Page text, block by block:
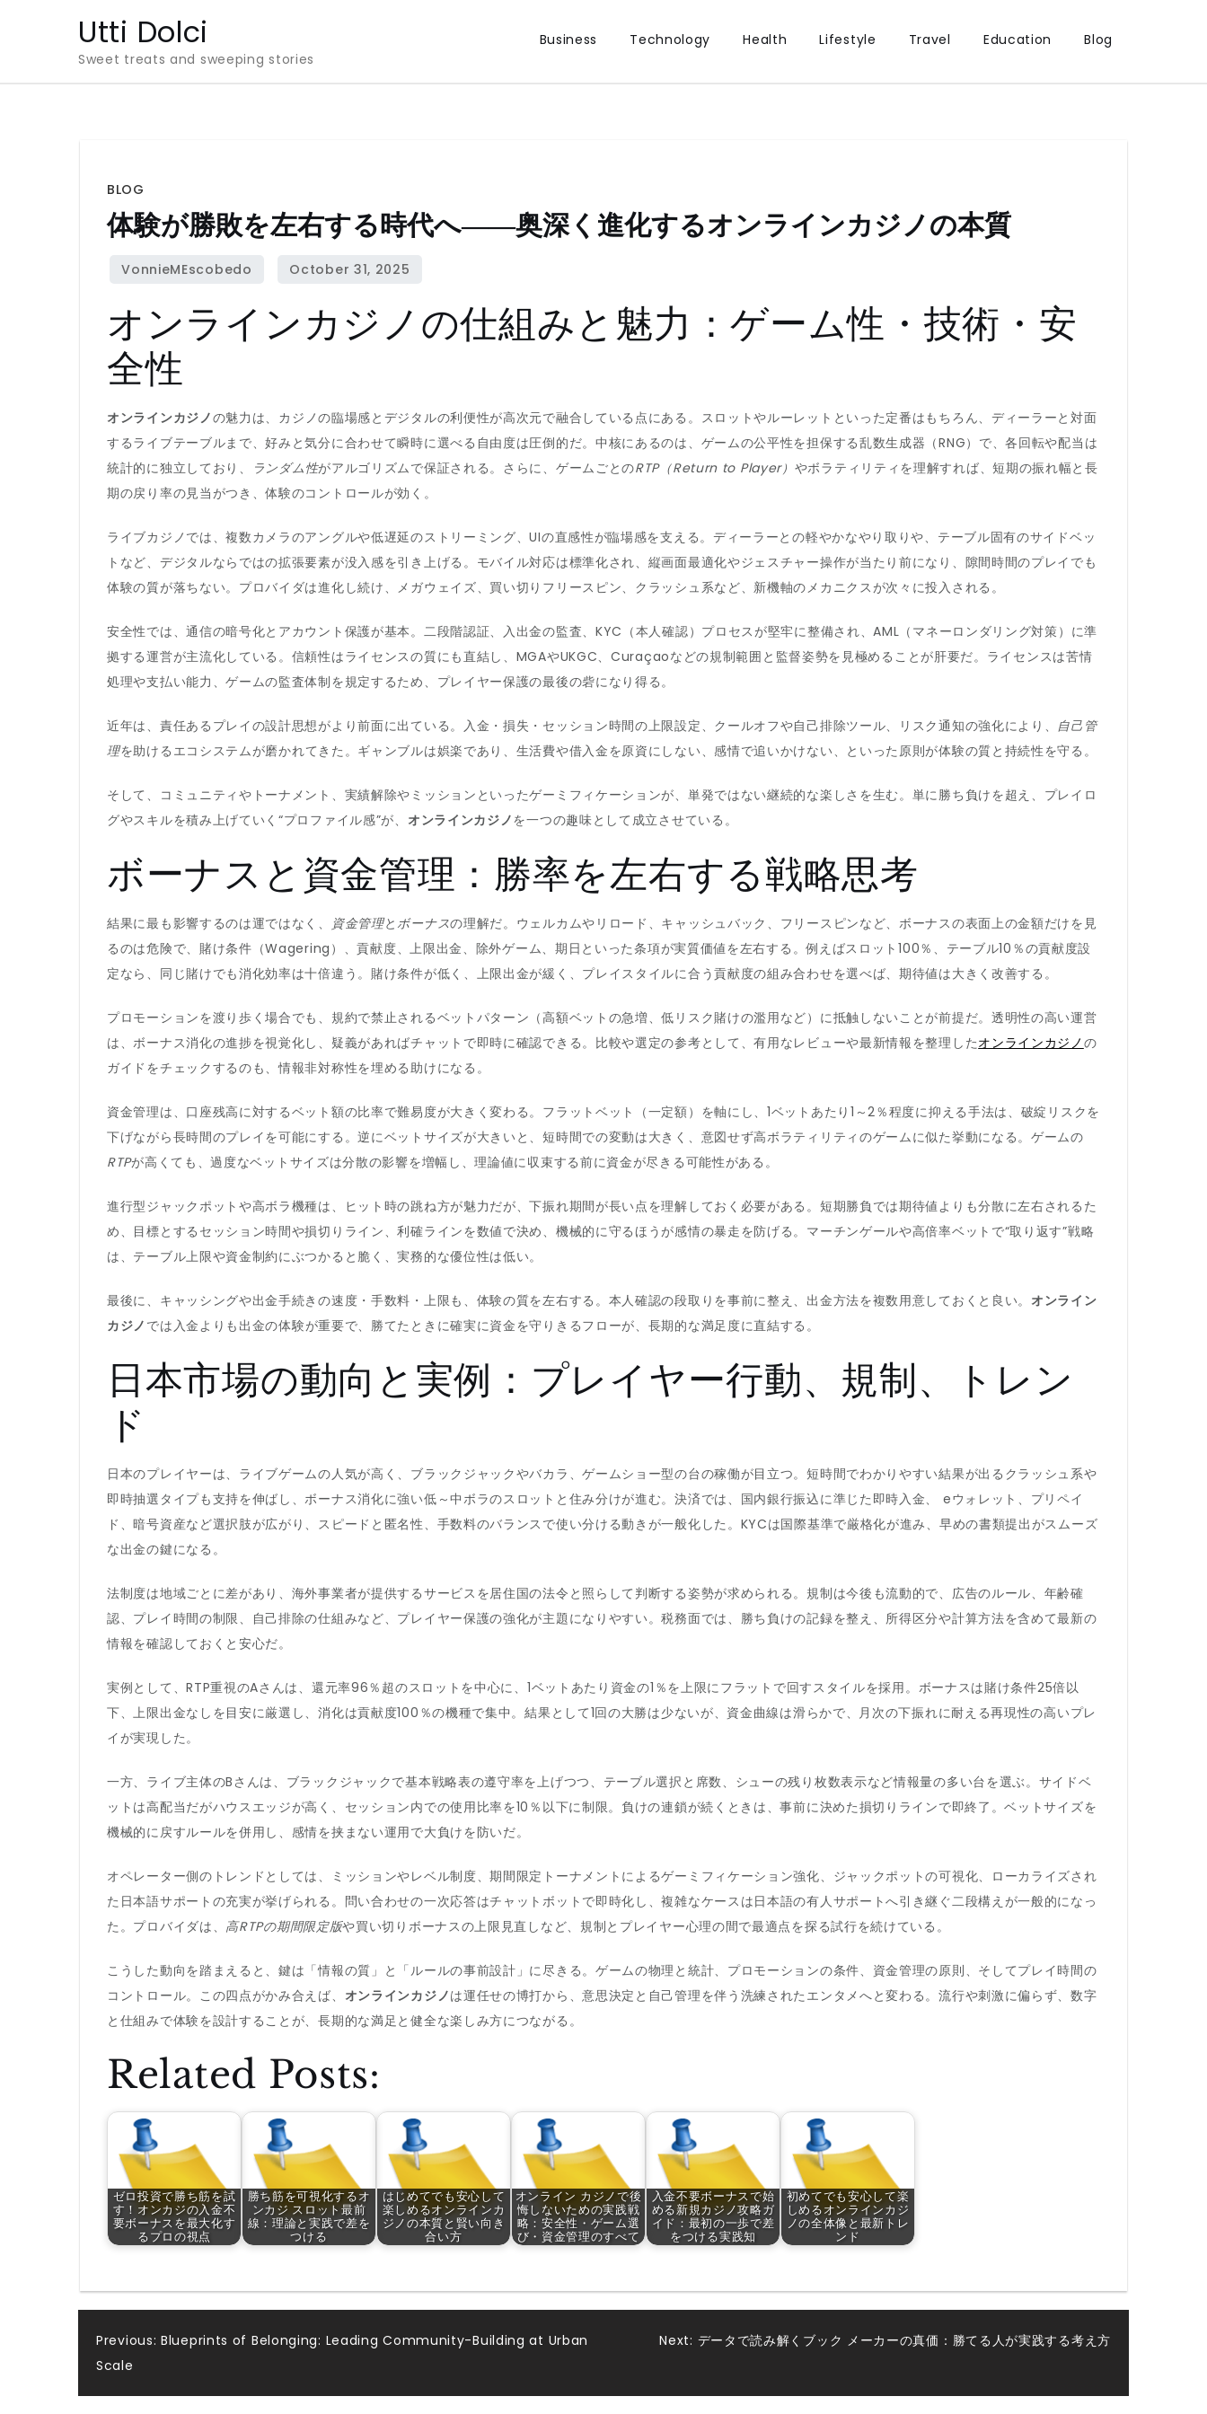
Utti Dolci
Sweet treats and sweeping stories
Business Technology Health Lifestyle Travel Education Blog
BLOG
体験が勝敗を左右する時代へ――奥深く進化するオンラインカジノの本質
オンラインカジノの仕組みと魅力：ゲーム性・技術・安
全性
オンラインカジノの魅力は、カジノの臨場感とデジタルの利便性が高次元で融合している点にある。スロットやルーレットといった定番はもちろん、ディーラーと対面
するライブテーブルまで、好みと気分に合わせて瞬時に選べる自由度は圧倒的だ。中核にあるのは、ゲームの公平性を担保する乱数生成器（RNG）で、各回転や配当は
統計的に独立しており、
ランダム性がアルゴリズムで保証される。さらに、ゲームごとのRTP（Return to Player） やボラティリティを理解すれば、短期の振れ幅と長
期の戻り率の見当がつき、体験のコントロールが効く。
ライブカジノでは、複数カメラのアングルや低遅延のストリーミング、UIの直感性が臨場感を支える。ディーラーとの軽やかなやり取りや、テーブル固有のサイドベッ
トなど、デジタルならではの拡張要素が没入感を引き上げる。モバイル対応は標準化され、縦画面最適化やジェスチャー操作が当たり前になり、隙間時間のプレイでも
体験の質が落ちない。プロバイダは進化し続け、メガウェイズ、買い切りフリースピン、クラッシュ系など、新機軸のメカニクスが次々に投入される。
安全性では、通信の暗号化とアカウント保護が基本。二段階認証、入出金の監査、KYC（本人確認）プロセスが堅牢に整備され、AML（マネーロンダリング対策）に準
拠する運営が主流化している。信頼性はライセンスの質にも直結し、MGAやUKGC、Curaçaoなどの規制範囲と監督姿勢を見極めることが肝要だ。ライセンスは苦情
処理や支払い能力、ゲームの監査体制を規定するため、プレイヤー保護の最後の砦になり得る。
近年は、責任あるプレイの設計思想がより前面に出ている。入金・損失・セッション時間の上限設定、クールオフや自己排除ツール、リスク通知の強化により、 自己管
理を助けるエコシステムが磨かれてきた。ギャンブルは娯楽であり、生活費や借入金を原資にしない、感情で追いかけない、といった原則が体験の質と持続性を守る。
そして、コミュニティやトーナメント、実績解除やミッションといったゲーミフィケーションが、単発ではない継続的な楽しさを生む。単に勝ち負けを超え、プレイロ
グやスキルを積み上げていく“プロファイル感”が、 オンラインカジノを一つの趣味として成立させている。
ボーナスと資金管理：勝率を左右する戦略思考
結果に最も影響するのは運ではなく、 資金管理と ボーナスの理解だ。ウェルカムやリロード、キャッシュバック、フリースピンなど、ボーナスの表面上の金額だけを見
るのは危険で、賭け条件（Wagering）、貢献度、上限出金、除外ゲーム、期日といった条項が実質価値を左右する。例えばスロット100％、テーブル10％の貢献度設
定なら、同じ賭けでも消化効率は十倍違う。賭け条件が低く、上限出金が緩く、プレイスタイルに合う貢献度の組み合わせを選べば、期待値は大きく改善する。
プロモーションを渡り歩く場合でも、規約で禁止されるベットパターン（高額ベットの急増、低リスク賭けの濫用など）に抵触しないことが前提だ。透明性の高い運営
は、ボーナス消化の進捗を視覚化し、疑義があればチャットで即時に確認できる。比較や選定の参考として、有用なレビューや最新情報を整理したオンラインカジノ の
ガイドをチェックするのも、情報非対称性を埋める助けになる。
資金管理は、口座残高に対するベット額の比率で難易度が大きく変わる。フラットベット（一定額）を軸にし、1ベットあたり1～2％程度に抑える手法は、破綻リスクを
下げながら長時間のプレイを可能にする。逆にベットサイズが大きいと、短時間での変動は大きく、意図せず高ボラティリティのゲームに似た挙動になる。ゲームの
RTPが高くても、過度なベットサイズは分散の影響を増幅し、理論値に収束する前に資金が尽きる可能性がある。
進行型ジャックポットや高ボラ機種は、ヒット時の跳ね方が魅力だが、下振れ期間が長い点を理解しておく必要がある。短期勝負では期待値よりも分散に左右されるた
め、目標とするセッション時間や損切りライン、利確ラインを数値で決め、機械的に守るほうが感情の暴走を防げる。マーチンゲールや高倍率ベットで“取り返す”戦略
は、テーブル上限や資金制約にぶつかると脆く、実務的な優位性は低い。
最後に、キャッシングや出金手続きの速度・手数料・上限も、体験の質を左右する。本人確認の段取りを事前に整え、出金方法を複数用意しておくと良い。 オンライン
カジノ では入金よりも出金の体験が重要で、勝てたときに確実に資金を守りきるフローが、長期的な満足度に直結する。
日本市場の動向と実例：プレイヤー行動、規制、トレン
ド
日本のプレイヤーは、ライブゲームの人気が高く、ブラックジャックやバカラ、ゲームショー型の台の稼働が目立つ。短時間でわかりやすい結果が出るクラッシュ系や
即時抽選タイプも支持を伸ばし、ボーナス消化に強い低～中ボラのスロットと住み分けが進む。決済では、国内銀行振込に準じた即時入金、 eウォレット、プリペイ
ド、暗号資産など選択肢が広がり、スピードと匿名性、手数料のバランスで使い分ける動きが一般化した。KYCは国際基準で厳格化が進み、早めの書類提出がスムーズ
な出金の鍵になる。
法制度は地域ごとに差があり、海外事業者が提供するサービスを居住国の法令と照らして判断する姿勢が求められる。規制は今後も流動的で、広告のルール、年齢確
認、プレイ時間の制限、自己排除の仕組みなど、プレイヤー保護の強化が主題になりやすい。税務面では、勝ち負けの記録を整え、所得区分や計算方法を含めて最新の
情報を確認しておくと安心だ。
実例として、RTP重視のAさんは、還元率96％超のスロットを中心に、1ベットあたり資金の1％を上限にフラットで回すスタイルを採用。ボーナスは賭け条件25倍以
下、上限出金なしを目安に厳選し、消化は貢献度100％の機種で集中。結果として1回の大勝は少ないが、資金曲線は滑らかで、月次の下振れに耐える再現性の高いプレ
イが実現した。
一方、ライブ主体のBさんは、ブラックジャックで基本戦略表の遵守率を上げつつ、テーブル選択と席数、シューの残り枚数表示など情報量の多い台を選ぶ。サイドベ
ットは高配当だがハウスエッジが高く、セッション内での使用比率を10％以下に制限。負けの連鎖が続くときは、事前に決めた損切りラインで即終了。ベットサイズを
機械的に戻すルールを併用し、感情を挟まない運用で大負けを防いだ。
オペレーター側のトレンドとしては、ミッションやレベル制度、期間限定トーナメントによるゲーミフィケーション強化、ジャックポットの可視化、ローカライズされ
た日本語サポートの充実が挙げられる。問い合わせの一次応答はチャットボットで即時化し、複雑なケースは日本語の有人サポートへ引き継ぐ二段構えが一般的になっ
た。プロバイダは、 高RTPの期間限定版や買い切りボーナスの上限見直しなど、規制とプレイヤー心理の間で最適点を探る試行を続けている。
こうした動向を踏まえると、鍵は「情報の質」と「ルールの事前設計」に尽きる。ゲームの物理と統計、プロモーションの条件、資金管理の原則、そしてプレイ時間の
コントロール。この四点がかみ合えば、 オンラインカジノは運任せの博打から、意思決定と自己管理を伴う洗練されたエンタメへと変わる。流行や刺激に偏らず、数字
と仕組みで体験を設計することが、長期的な満足と健全な楽しみ方につながる。
Related Posts:
ゼロ投資で勝ち筋を試
す！オンカジの入金不
要ボーナスを最大化す
るプロの視点
勝ち筋を可視化するオ
ンカジ スロット最前
線：理論と実践で差を
つける
はじめてでも安心して
楽しめるオンラインカ
ジノの本質と賢い向き
合い方
オンライン カジノで後
悔しないための実践戦
略：安全性・ゲーム選
び・資金管理のすべて
入金不要ボーナスで始
める新規カジノ攻略ガ
イド：最初の一歩で差
をつける実践知
初めてでも安心して楽
しめるオンラインカジ
ノの全体像と最新トレ
ンド
Post
navigation
Previous: Blueprints of Belonging: Leading Community-Building at Urban
Scale
Next: データで読み解くブック メーカーの真価：勝てる人が実践する考え方